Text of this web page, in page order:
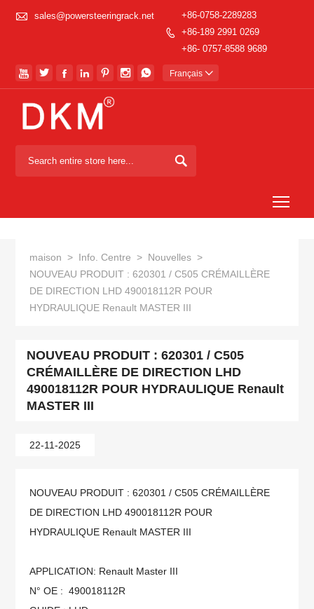
 sales@powersteeringrack.net

+86-0758-2289283
+86-189 2991 0269
+86- 0757-8588 9689
       Français 

maison > Info. Centre > Nouvelles >
NOUVEAU PRODUIT : 620301 / C505 CRÉMAILLÈRE
DE DIRECTION LHD 490018112R POUR
HYDRAULIQUE Renault MASTER III
NOUVEAU PRODUIT : 620301 / C505
CRÉMAILLÈRE DE DIRECTION LHD
490018112R POUR HYDRAULIQUE Renault
MASTER III
22-11-2025
NOUVEAU PRODUIT : 620301 / C505 CRÉMAILLÈRE
DE DIRECTION LHD 490018112R POUR
HYDRAULIQUE Renault MASTER III
APPLICATION: Renault Master III
N° OE :490018112R